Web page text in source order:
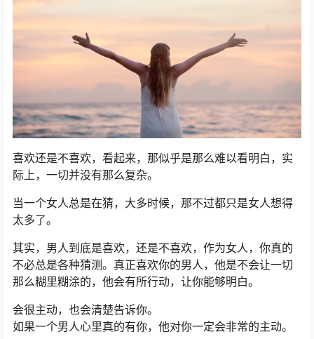
喜欢还是不喜欢，看起来，那似乎是那么难以看明白，实
际上，一切并没有那么复杂。
当一个女人总是在猜，大多时候，那不过都只是女人想得
太多了。
其实，男人到底是喜欢，还是不喜欢，作为女人，你真的
不必总是各种猜测。真正喜欢你的男人，他是不会让一切
那么糊里糊涂的，他会有所行动，让你能够明白。
会很主动，也会清楚告诉你。
如果一个男人心里真的有你，他对你一定会非常的主动。